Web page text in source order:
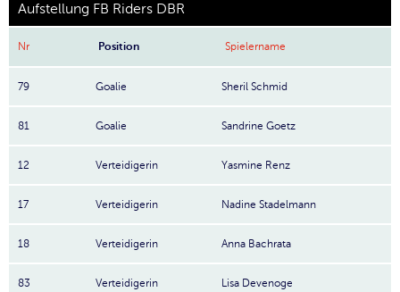
Aufstellung FB Riders DBR
Nr Position Spielername
79 Goalie Sheril Schmid
81 Goalie Sandrine Goetz
12 Verteidigerin Yasmine Renz
17 Verteidigerin Nadine Stadelmann
18 Verteidigerin Anna Bachrata
83 Verteidigerin Lisa Devenoge